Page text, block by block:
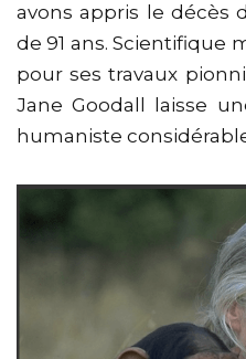
avons appris le décès
de 91 ans. Scientifique
pour ses travaux
Jane Goodall laisse
humaniste